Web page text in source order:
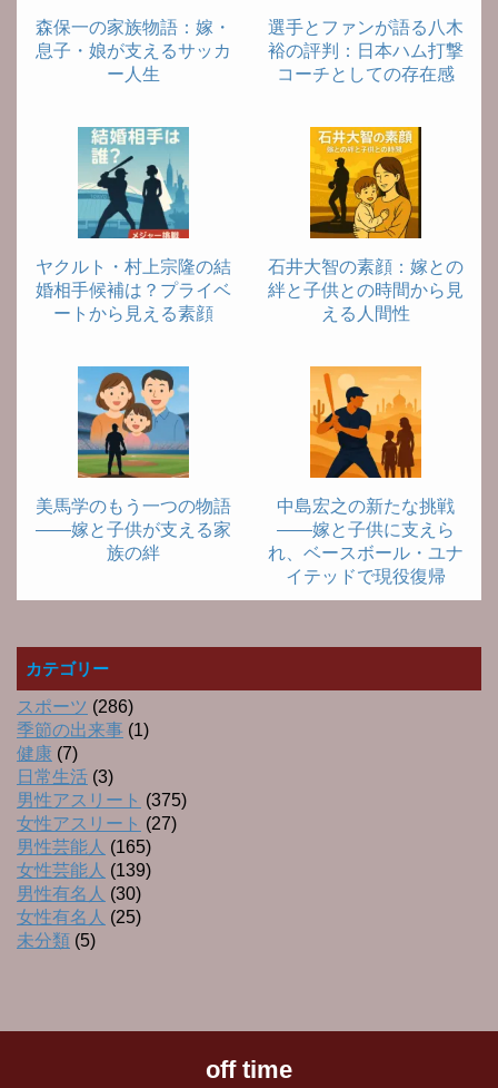
森保一の家族物語：嫁・
息子・娘が支えるサッカ
ー人生
選手とファンが語る八木
裕の評判：日本ハム打撃
コーチとしての存在感
ヤクルト・村上宗隆の結
婚相手候補は？プライベ
ートから見える素顔
石井大智の素顔：嫁との
絆と子供との時間から見
える人間性
美馬学のもう一つの物語
――嫁と子供が支える家
族の絆
中島宏之の新たな挑戦
――嫁と子供に支えら
れ、ベースボール・ユナ
イテッドで現役復帰
カテゴリー
スポーツ (286)
季節の出来事 (1)
健康 (7)
日常生活 (3)
男性アスリート (375)
女性アスリート (27)
男性芸能人 (165)
女性芸能人 (139)
男性有名人 (30)
女性有名人 (25)
未分類 (5)
off time